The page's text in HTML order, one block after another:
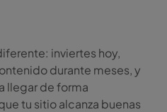
inviertes hoy,
durante meses, y
llegar de forma
tu sitio alcanza buenas